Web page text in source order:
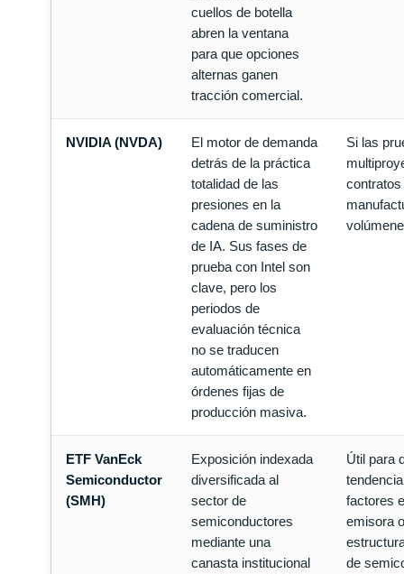
cuellos de botella
abren la ventana
para que opciones
alternas ganen
tracción comercial.
NVIDIA (NVDA)
El motor de demanda
detrás de la práctica
totalidad de las
presiones en la
cadena de suministro
de IA. Sus fases de
prueba con Intel son
clave, pero los
periodos de
evaluación técnica
no se traducen
automáticamente en
órdenes fijas de
producción masiva.
Si las
ETF VanEck
Semiconductor
(SMH)
Exposición indexada
diversificada al
sector de
semiconductores
mediante una
canasta institucional
Útil para
factores
emisora
de